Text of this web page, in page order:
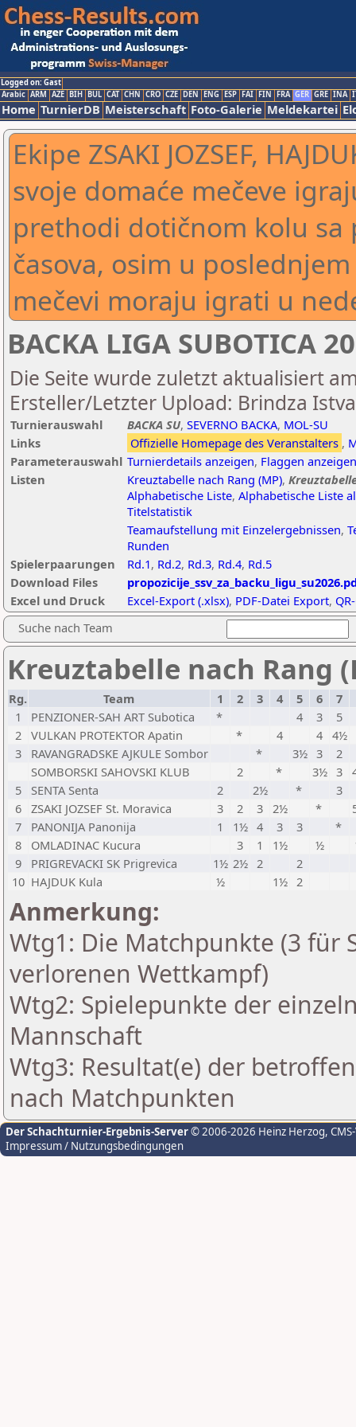
Logged on: Gast
Arabic ARM AZE BIH BUL CAT CHN CRO CZE DEN ENG ESP FAI FIN FRA GER GRE INA
Home TurnierDB Meisterschaft Foto-Galerie Meldekartei
Ekipe ZSAKI JOZSEF,
svoje domaće mečeve
prethodi dotičnom kolu sa
časova, osim u
mečevi moraju igrati u
BACKA LIGA SUBOTICA
Die Seite wurde zuletzt aktualisiert
Ersteller/Letzter Upload: Brindza
Turnierauswahl BACKA SU, SEVERNO BACKA, MOL-SU
Links
Offizielle Homepage des Veranstalters ,
Parameterauswahl Turnierdetails anzeigen, Flaggen anzeigen
Listen
Kreuztabelle nach Rang (MP),
Alphabetische Liste, Alphabetische Liste
Titelstatistik
Teamaufstellung mit Einzelergebnissen,
Runden
Spielerpaarungen
Rd.1, Rd.2, Rd.3, Rd.4, Rd.5
Download Files
Excel und Druck
Excel-Export (.xlsx), PDF-Datei Export,
Suche nach Team
Kreuztabelle nach Rang
Rg. Team 1 2 3 4 5 6
7
1
PENZIONER-SAH ART Subotica * 4 3
5
2 VULKAN PROTEKTOR Apatin * 4 4 4½
3
RAVANGRADSKE AJKULE Sombor * 3½ 3
2
SOMBORSKI SAHOVSKI KLUB
2 * 3½ 3
5
SENTA Senta 2 2½ *
3
6 ZSAKI JOZSEF St. Moravica 3 2 3 2½ *
7
PANONIJA Panonija 1 1½ 4 3 3
*
8
OMLADINAC Kucura 3 1 1½ ½
9
PRIGREVACKI SK Prigrevica 1½ 2½ 2
2
10 HAJDUK Kula ½ 1½ 2
Anmerkung:
Wtg1: Die Matchpunkte (3 für
verlorenen Wettkampf)
Wtg2: Spielepunkte der
Mannschaft
Wtg3: Resultat(e) der
nach Matchpunkten
Der Schachturnier-Ergebnis-Server© 2006-2026 Heinz Herzog,
Impressum / Nutzungsbedingungen